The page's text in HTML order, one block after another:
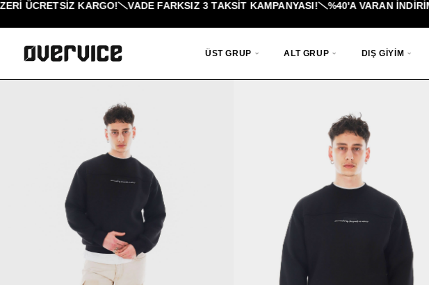
KARGO! VADE FARKSIZ 3 TAKSIT KAMPANYASI! %40'A VARAN İNDIRIMLER
ÜST GRUP ALT GRUP DIŞ GIYIM